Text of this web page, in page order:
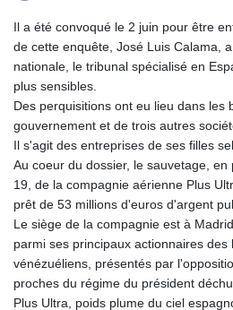
Il a été convoqué le 2 juin pour être
de cette enquête, José Luis Calama,
nationale, le tribunal spécialisé en
plus sensibles.
Des perquisitions ont eu lieu dans les
gouvernement et de trois autres
Il s'agit des entreprises de ses filles
Au coeur du dossier, le sauvetage,
19, de la compagnie aérienne Plus
prêt de 53 millions d'euros d'argent
Le siège de la compagnie est à
parmi ses principaux actionnaires
vénézuéliens, présentés par
proches du régime du président
Plus Ultra, poids plume du ciel